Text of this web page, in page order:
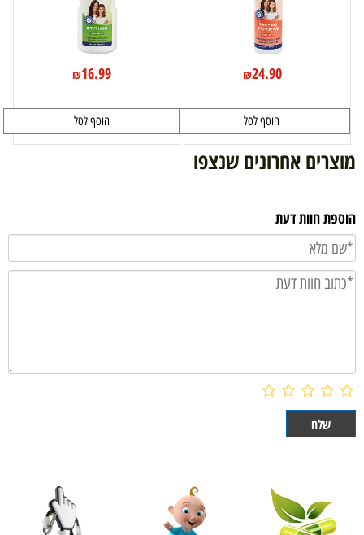
₪24.90
הוסף לסל
₪16.99
הוסף לסל
מוצרים אחרונים שנצפו
הוספת חוות דעת